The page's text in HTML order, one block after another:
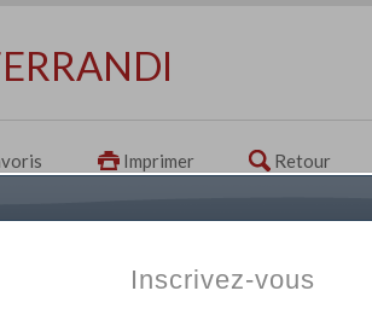
Imprimer Retour
l'établissement
Inscrivez-vous